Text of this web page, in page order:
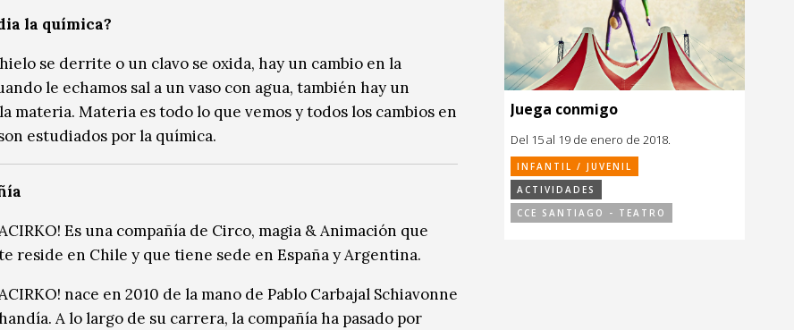
la química?
se derrite o un clavo se oxida, hay un cambio en la
le echamos sal a un vaso con agua, también hay un
materia. Materia es todo lo que vemos y todos los cambios en
estudiados por la química.
Es una compañía de Circo, magia & Animación que
reside en Chile y que tiene sede en España y Argentina.
nace en 2010 de la mano de Pablo Carbajal Schiavonne
A lo largo de su carrera, la compañía ha pasado por
Juega conmigo
Del 15 al 19 de enero de 2018.
INFANTIL / JUVENIL
ACTIVIDADES
CCE SANTIAGO - TEATRO